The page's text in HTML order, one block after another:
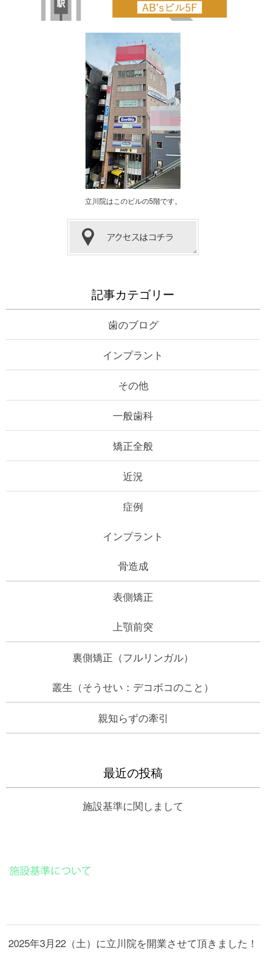
立川院はこのビルの5階です。
記事カテゴリー
歯のブログ
インプラント
その他
一般歯科
矯正全般
近況
症例
インプラント
骨造成
表側矯正
上顎前突
裏側矯正（フルリンガル）
叢生（そうせい：デコボコのこと）
親知らずの牽引
最近の投稿
施設基準に関しまして
2025年3月22（土）に立川院を開業させて頂きました！